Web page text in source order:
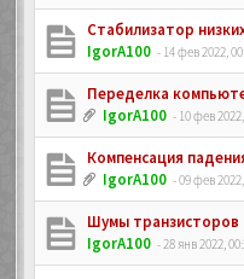
Стабилизатор
IgorA100 - 14 фев 2022,
Переделка
IgorA100 - 10 фев
Компенсация
IgorA100 - 09 фев
Шумы транзисторов
IgorA100 - 28 янв 2022,